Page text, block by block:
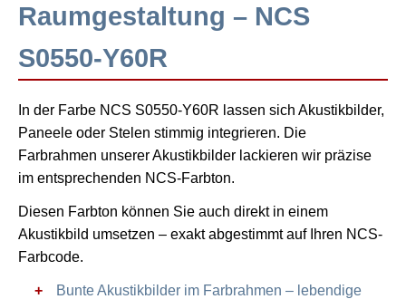
Raumgestaltung – NCS
S0550-Y60R
In der Farbe NCS S0550-Y60R lassen sich Akustikbilder,
Paneele oder Stelen stimmig integrieren. Die
Farbrahmen unserer Akustikbilder lackieren wir präzise
im entsprechenden NCS-Farbton.
Diesen Farbton können Sie auch direkt in einem
Akustikbild umsetzen – exakt abgestimmt auf Ihren NCS-
Farbcode.
Bunte Akustikbilder im Farbrahmen – lebendige